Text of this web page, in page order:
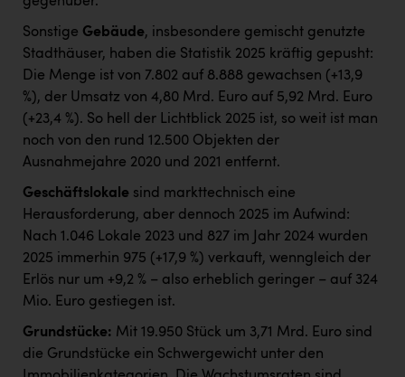
Sonstige Gebäude, insbesondere gemischt genutzte
Stadthäuser, haben die Statistik 2025 kräftig gepusht:
Die Menge ist von 7.802 auf 8.888 gewachsen (+13,9
%), der Umsatz von 4,80 Mrd. Euro auf 5,92 Mrd. Euro
(+23,4 %). So hell der Lichtblick 2025 ist, so weit ist man
noch von den rund 12.500 Objekten der
Ausnahmejahre 2020 und 2021 entfernt.
Geschäftslokale sind markttechnisch eine
Herausforderung, aber dennoch 2025 im Aufwind:
Nach 1.046 Lokale 2023 und 827 im Jahr 2024 wurden
2025 immerhin 975 (+17,9 %) verkauft, wenngleich der
Erlös nur um +9,2 % – also erheblich geringer – auf 324
Mio. Euro gestiegen ist.
Grundstücke: Mit 19.950 Stück um 3,71 Mrd. Euro sind
die Grundstücke ein Schwergewicht unter den